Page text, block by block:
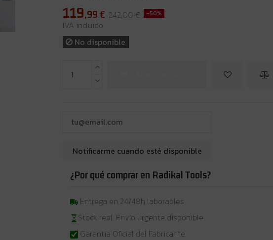
119 ,99 € 242,00 € -50%
IVA incluido
No disponible
¿Por qué comprar en Radikal Tools?
Entrega en 24/48h laborables
Stock real. Envío urgente disponible
Garantia Oficial del Fabricante